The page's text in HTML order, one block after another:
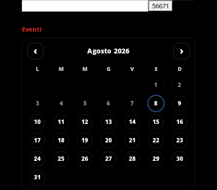
Eventi
‹ Agosto 2026 ›
L M M G V S D
1 2
3 4 5 6 7 8 9
10 11 12 13 14 15 16
17 18 19 20 21 22 23
24 25 26 27 28 29 30
31